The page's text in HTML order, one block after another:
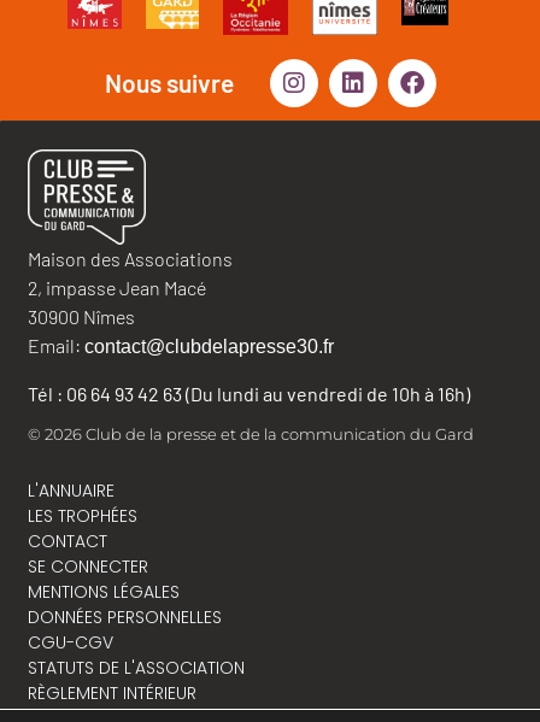
Nous suivre
Maison des Associations
2, impasse Jean Macé
30900 Nîmes
Email: contact@clubdelapresse30.fr
Tél : 06 64 93 42 63 (Du lundi au vendredi de 10h à 16h)
© 2026 Club de la presse et de la communication du Gard
L'ANNUAIRE
LES TROPHÉES
CONTACT
SE CONNECTER
MENTIONS LÉGALES
DONNÉES PERSONNELLES
CGU-CGV
STATUTS DE L'ASSOCIATION
RÈGLEMENT INTÉRIEUR